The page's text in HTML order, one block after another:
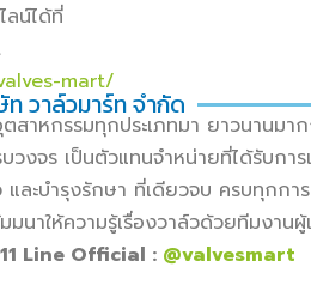
น์ได้ที่
mart/
วาล์วมาร์ท จำกัด
าหกรรมทุกประเภทมา ยาวนานมา
งจร เป็นตัวแทนจำหน่ายที่ได้รับกา
ละบำรุงรักษา ที่เดียวจบ ครบทุกกา
นาให้ความรู้เรื่องวาล์วด้วยทีมงาน
Line Official : @valvesmart